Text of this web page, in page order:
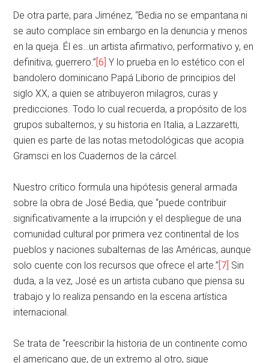
De otra parte, para Jiménez, “Bedia no se empantana ni
se auto complace sin embargo en la denuncia y menos
en la queja. Él es…un artista afirmativo, performativo y, en
definitiva, guerrero.”[6] Y lo prueba en lo estético con el
bandolero dominicano Papá Liborio de principios del
siglo XX, a quien se atribuyeron milagros, curas y
predicciones. Todo lo cual recuerda, a propósito de los
grupos subalternos, y su historia en Italia, a Lazzaretti,
quien es parte de las notas metodológicas que acopia
Gramsci en los Cuadernos de la cárcel.
Nuestro crítico formula una hipótesis general armada
sobre la obra de José Bedia, que “puede contribuir
significativamente a la irrupción y el despliegue de una
comunidad cultural por primera vez continental de los
pueblos y naciones subalternas de las Américas, aunque
solo cuente con los recursos que ofrece el arte.”[7] Sin
duda, a la vez, José es un artista cubano que piensa su
trabajo y lo realiza pensando en la escena artística
internacional.
Se trata de “reescribir la historia de un continente como
el americano que, de un extremo al otro, sigue